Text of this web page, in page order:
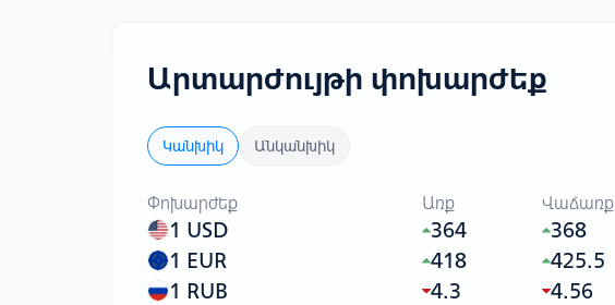
Արտարժույթի փոխարժեք
Կանխիկ Անկանխիկ
Փոխարժեք Առք Վաճառք
1 USD 364
368
1 EUR
418
425.5
1 RUB
4.3 4.56